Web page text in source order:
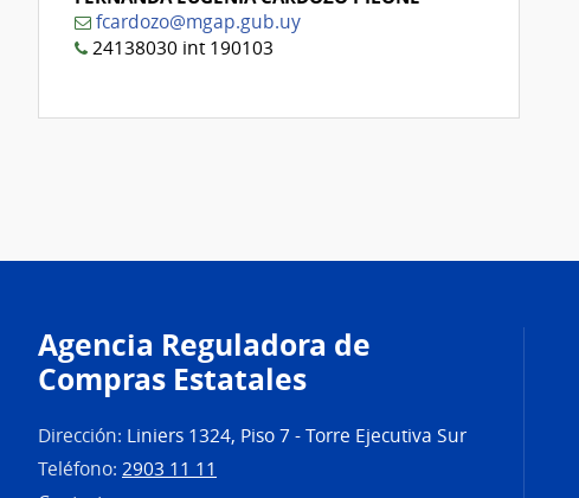
fcardozo@mgap.gub.uy
24138030 int 190103
Agencia Reguladora de
Compras Estatales
Dirección: Liniers 1324, Piso 7 - Torre Ejecutiva Sur
Teléfono: 2903 11 11